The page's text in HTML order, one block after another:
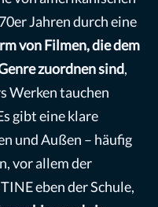
Jahren durch eine
von Filmen, die dem
zuordnen sind,
Werken tauchen
gibt eine klare
und Außen – häufig
vor allem der
eben der Schule,